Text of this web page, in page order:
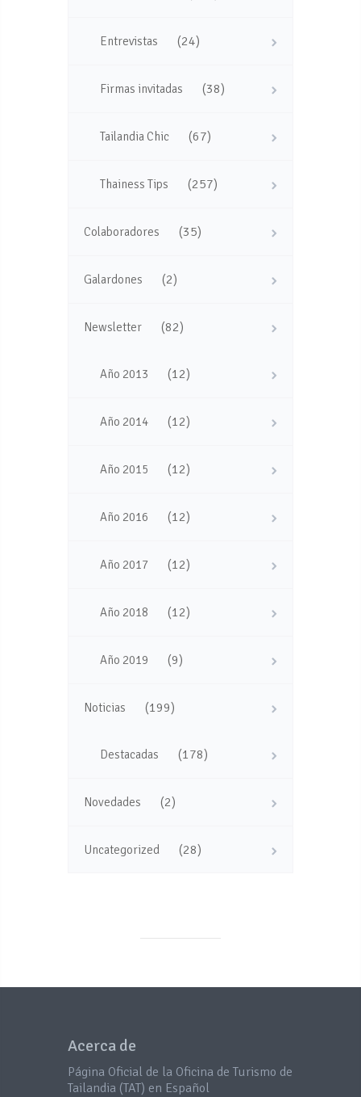
Entrevistas (24)
Firmas invitadas (38)
Tailandia Chic (67)
Thainess Tips (257)
Colaboradores (35)
Galardones (2)
Newsletter (82)
Año 2013 (12)
Año 2014 (12)
Año 2015 (12)
Año 2016 (12)
Año 2017 (12)
Año 2018 (12)
Año 2019 (9)
Noticias (199)
Destacadas (178)
Novedades (2)
Uncategorized (28)
Acerca de
Página Oficial de la Oficina de Turismo de
Tailandia (TAT) en Español